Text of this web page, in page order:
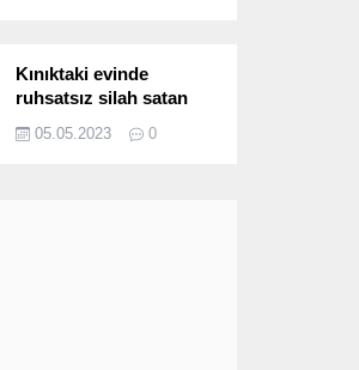
Kınıktaki evinde
ruhsatsız silah satan
05.05.2023 0